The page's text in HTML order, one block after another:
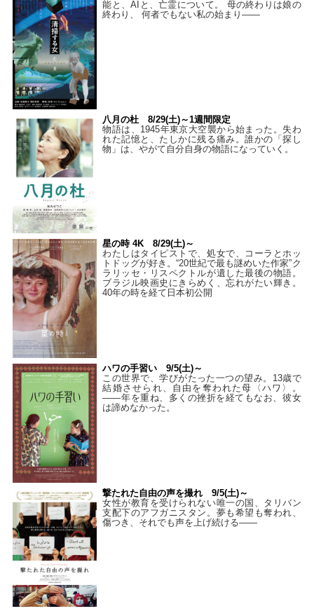
能と、AIと、亡霊について。 母の終わりは娘の
終わり、 何者でもない私の始まり――
八月の杜 8/29(土)～1週間限定
物語は、1945年東京大空襲から始まった。失わ
れた記憶と、たしかに残る痛み。誰かの「探し
物」は、やがて自分自身の物語になっていく。
星の時 4K 8/29(土)～
わたしはタイピストで、処⼥で、コーラとホッ
トドッグが好き。“20世紀で最も謎めいた作家”ク
ラリッセ・リスペクトルが遺した最後の物語。
ブラジル映画史にきらめく、忘れがたい輝き。
40年の時を経て⽇本初公開
ハワの手習い 9/5(土)～
この世界で、学びがたった一つの望み。13歳で
結婚させられ、自由を奪われた母〈ハワ〉。
——年を重ね、多くの挫折を経てもなお、彼女
は諦めなかった。
撃たれた自由の声を撮れ 9/5(土)～
女性が教育を受けられない唯一の国、タリバン
支配下のアフガニスタン。夢も希望も奪われ、
傷つき、それでも声を上げ続ける——